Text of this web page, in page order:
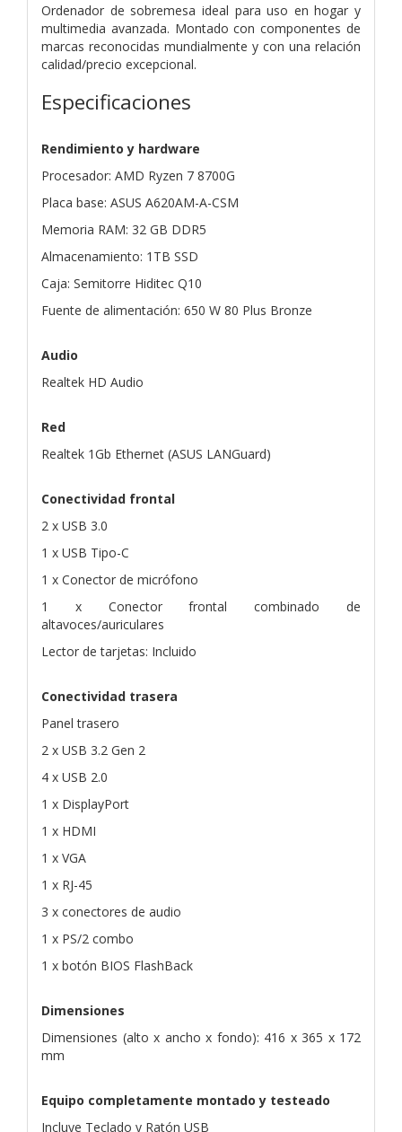
Ordenador de sobremesa ideal para uso en hogar y
multimedia avanzada. Montado con componentes de
marcas reconocidas mundialmente y con una relación
calidad/precio excepcional.
Especificaciones
Rendimiento y hardware
Procesador: AMD Ryzen 7 8700G
Placa base: ASUS A620AM-A-CSM
Memoria RAM: 32 GB DDR5
Almacenamiento: 1TB SSD
Caja: Semitorre Hiditec Q10
Fuente de alimentación: 650 W 80 Plus Bronze
Audio
Realtek HD Audio
Red
Realtek 1Gb Ethernet (ASUS LANGuard)
Conectividad frontal
2 x USB 3.0
1 x USB Tipo-C
1 x Conector de micrófono
1 x Conector frontal combinado de
altavoces/auriculares
Lector de tarjetas: Incluido
Conectividad trasera
Panel trasero
2 x USB 3.2 Gen 2
4 x USB 2.0
1 x DisplayPort
1 x HDMI
1 x VGA
1 x RJ-45
3 x conectores de audio
1 x PS/2 combo
1 x botón BIOS FlashBack
Dimensiones
Dimensiones (alto x ancho x fondo): 416 x 365 x 172
mm
Equipo completamente montado y testeado
Incluye Teclado y Ratón USB